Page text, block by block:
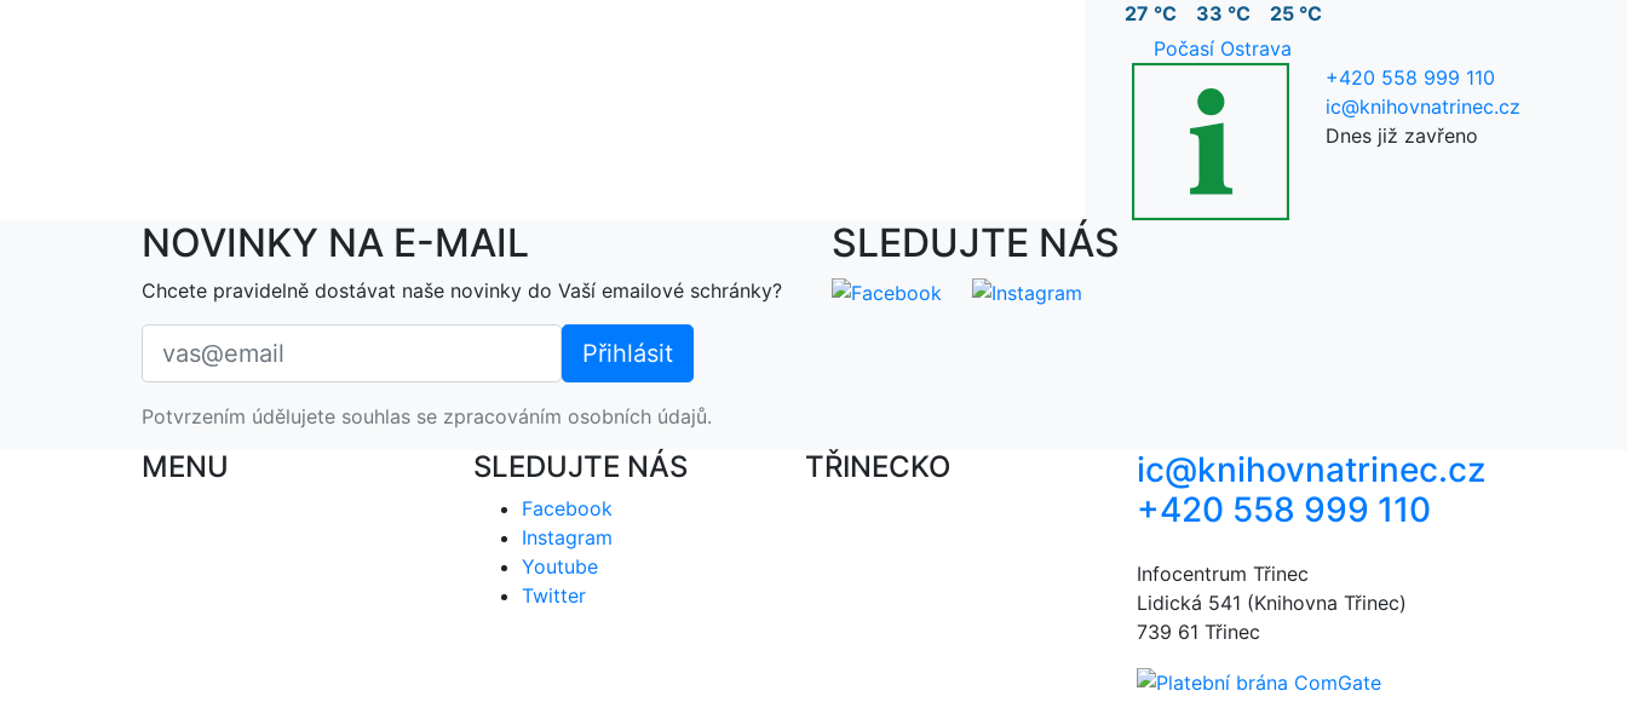
27 °C 33 °C
25 °C
Počasí Ostrava
+420 558 999 110
ic@knihovnatrinec.cz
Dnes již zavřeno
NOVINKY NA E-MAIL
Chcete pravidelně dostávat naše novinky do Vaší emailové schránky?
Potvrzením údělujete souhlas se zpracováním osobních údajů.
SLEDUJTE NÁS
MENU SLEDUJTE NÁS
Facebook
Instagram
Youtube
Twitter
TŘINECKO
ic@knihovnatrinec.cz
+420 558 999 110
Infocentrum Třinec
Lidická 541 (Knihovna Třinec)
739 61 Třinec